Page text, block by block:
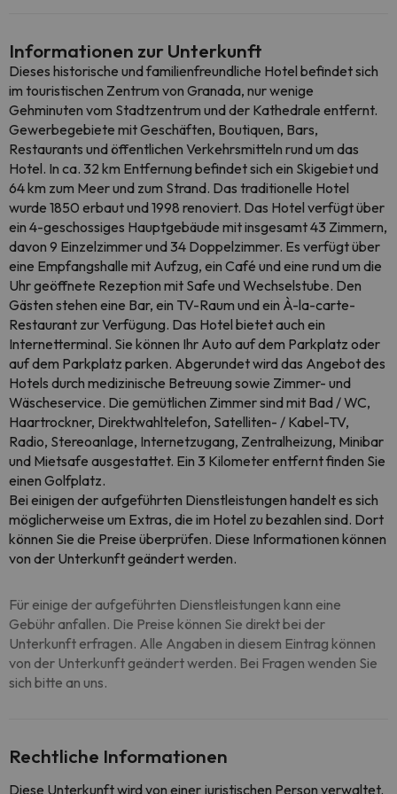
Informationen zur Unterkunft
Dieses historische und familienfreundliche Hotel befindet sich
im touristischen Zentrum von Granada, nur wenige
Gehminuten vom Stadtzentrum und der Kathedrale entfernt.
Gewerbegebiete mit Geschäften, Boutiquen, Bars,
Restaurants und öffentlichen Verkehrsmitteln rund um das
Hotel. In ca. 32 km Entfernung befindet sich ein Skigebiet und
64 km zum Meer und zum Strand. Das traditionelle Hotel
wurde 1850 erbaut und 1998 renoviert. Das Hotel verfügt über
ein 4-geschossiges Hauptgebäude mit insgesamt 43 Zimmern,
davon 9 Einzelzimmer und 34 Doppelzimmer. Es verfügt über
eine Empfangshalle mit Aufzug, ein Café und eine rund um die
Uhr geöffnete Rezeption mit Safe und Wechselstube. Den
Gästen stehen eine Bar, ein TV-Raum und ein À-la-carte-
Restaurant zur Verfügung. Das Hotel bietet auch ein
Internetterminal. Sie können Ihr Auto auf dem Parkplatz oder
auf dem Parkplatz parken. Abgerundet wird das Angebot des
Hotels durch medizinische Betreuung sowie Zimmer- und
Wäscheservice. Die gemütlichen Zimmer sind mit Bad / WC,
Haartrockner, Direktwahltelefon, Satelliten- / Kabel-TV,
Radio, Stereoanlage, Internetzugang, Zentralheizung, Minibar
und Mietsafe ausgestattet. Ein 3 Kilometer entfernt finden Sie
einen Golfplatz.
Bei einigen der aufgeführten Dienstleistungen handelt es sich
möglicherweise um Extras, die im Hotel zu bezahlen sind. Dort
können Sie die Preise überprüfen. Diese Informationen können
von der Unterkunft geändert werden.
Für einige der aufgeführten Dienstleistungen kann eine
Gebühr anfallen. Die Preise können Sie direkt bei der
Unterkunft erfragen. Alle Angaben in diesem Eintrag können
von der Unterkunft geändert werden. Bei Fragen wenden Sie
sich bitte an uns.
Rechtliche Informationen
Diese Unterkunft wird von einer juristischen Person verwaltet.